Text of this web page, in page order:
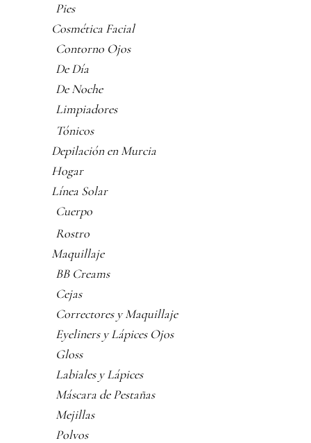
Pies
Cosmética Facial
Contorno Ojos
De Día
De Noche
Limpiadores
Tónicos
Depilación en Murcia
Hogar
Línea Solar
Cuerpo
Rostro
Maquillaje
BB Creams
Cejas
Correctores y Maquillaje
Eyeliners y Lápices Ojos
Gloss
Labiales y Lápices
Máscara de Pestañas
Mejillas
Polvos